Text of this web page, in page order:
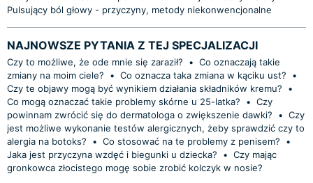
Pulsujący ból głowy - przyczyny, metody niekonwencjonalne
NAJNOWSZE PYTANIA Z TEJ SPECJALIZACJI
Czy to możliwe, że ode mnie się zaraził? • Co oznaczają takie
zmiany na moim ciele?
• Co oznacza taka zmiana w kąciku ust?
•
Czy te objawy mogą być wynikiem działania składników kremu?
•
Co mogą oznaczać takie problemy skórne u 25-latka?
• Czy
powinnam zwrócić się do dermatologa o zwiększenie dawki?
• Czy
jest możliwe wykonanie testów alergicznych, żeby sprawdzić czy to
alergia na botoks?
• Co stosować na te problemy z penisem?
•
Jaka jest przyczyna wzdęć i biegunki u dziecka?
• Czy mając
gronkowca złocistego mogę sobie zrobić kolczyk w nosie?